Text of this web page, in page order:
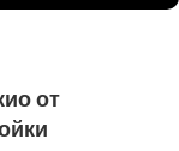
от